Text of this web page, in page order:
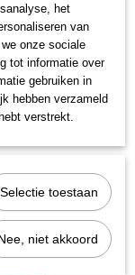
mm
2 mm
het
van
onze sociale
tot informatie over
gebruiken in
hebben verzameld
verstrekt.
Selectie toestaan
niet akkoord